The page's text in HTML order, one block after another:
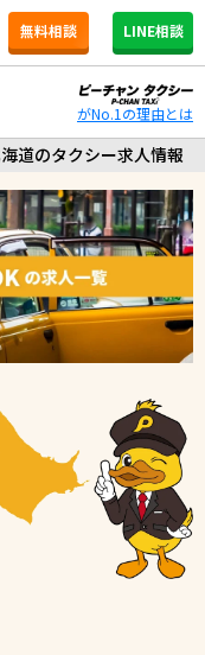
無料相談 LINE相談
がNo.1の理由とは
道のタクシー求人情報